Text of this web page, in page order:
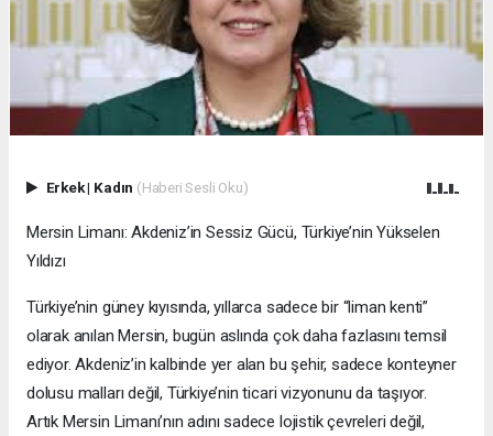
Erkek| Kadın (Haberi Sesli Oku)
Mersin Limanı: Akdeniz’in Sessiz Gücü, Türkiye’nin Yükselen
Yıldızı
Türkiye’nin güney kıyısında, yıllarca sadece bir “liman kenti”
olarak anılan Mersin, bugün aslında çok daha fazlasını temsil
ediyor. Akdeniz’in kalbinde yer alan bu şehir, sadece konteyner
dolusu malları değil, Türkiye’nin ticari vizyonunu da taşıyor.
Artık Mersin Limanı’nın adını sadece lojistik çevreleri değil,